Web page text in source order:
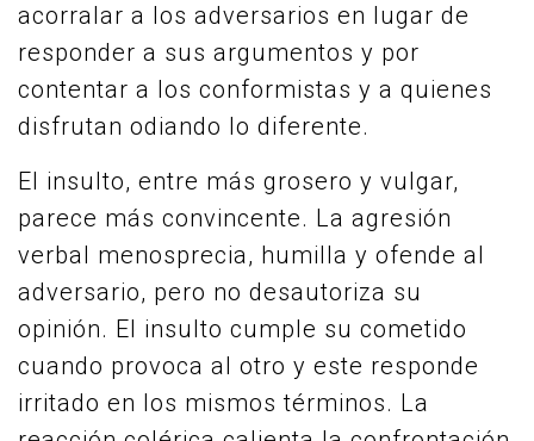
acorralar a los adversarios en lugar de
responder a sus argumentos y por
contentar a los conformistas y a quienes
disfrutan odiando lo diferente.
El insulto, entre más grosero y vulgar,
parece más convincente. La agresión
verbal menosprecia, humilla y ofende al
adversario, pero no desautoriza su
opinión. El insulto cumple su cometido
cuando provoca al otro y este responde
irritado en los mismos términos. La